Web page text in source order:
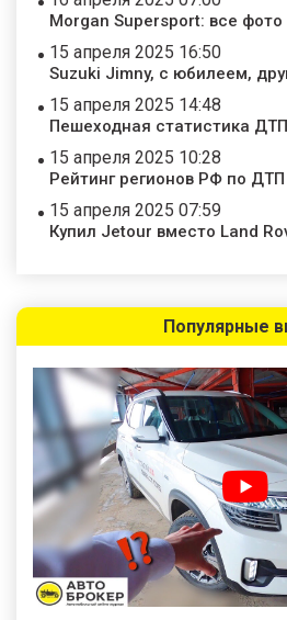
Morgan Supersport: все фото
15 апреля 2025 16:50
Suzuki Jimny, с юбилеем,
15 апреля 2025 14:48
Пешеходная статистика
15 апреля 2025 10:28
Рейтинг регионов РФ по
15 апреля 2025 07:59
Купил Jetour вместо Land
Популярные